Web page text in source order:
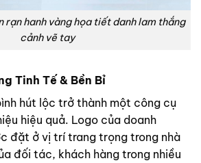
rạn hanh vàng họa tiết danh lam thắng
cảnh vẽ tay
Tinh Tế & Bền Bỉ
hút lộc trở thành một công cụ
hiệu quả. Logo của doanh
đặt ở vị trí trang trọng trong nhà
đối tác, khách hàng trong nhiều